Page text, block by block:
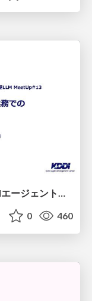
Atlassian Cloudサポート業務でのAIエージェント活用事例
0 460